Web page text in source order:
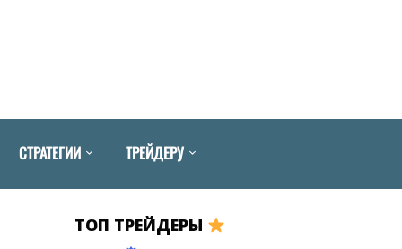
СТРАТЕГИИ ТРЕЙДЕРУ
ТОП ТРЕЙДЕРЫ